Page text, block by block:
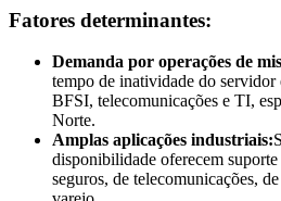
Fatores determinantes:
Demanda por operações de
tempo de inatividade do servidor
BFSI, telecomunicações e TI,
Norte.
Amplas aplicações industriais:
disponibilidade oferecem suporte
seguros, de telecomunicações,